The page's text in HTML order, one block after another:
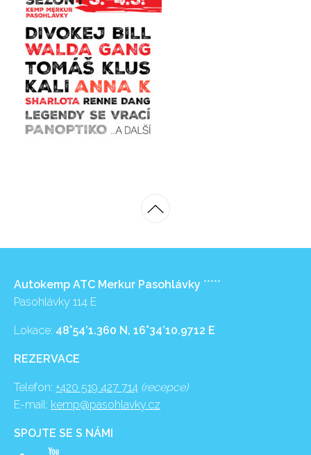
Autokemp ATC Merkur Pasohlávky *****
Pasohlávky 114 E
Lokace: 48°54’1.360 N, 16°34’10.9712 E
REZERVACE
Telefon: +420 519 427 714 (recepce)
E-mail: kemp@pasohlavky.cz
SPOJTE SE S NÁMI